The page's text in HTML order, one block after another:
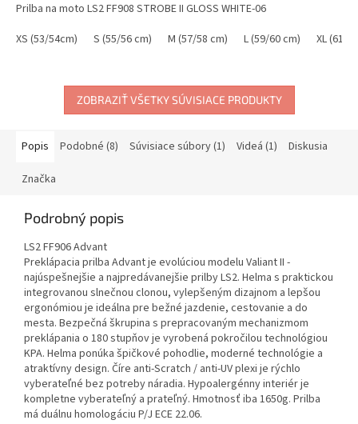
Prilba na moto LS2 FF908 STROBE II GLOSS WHITE-06
XS (53/54cm)
S (55/56 cm) M (57/58 cm) L (59/60 cm) XL (61/
ZOBRAZIŤ VŠETKY SÚVISIACE PRODUKTY
Popis Podobné (8) Súvisiace súbory (1) Videá (1) Diskusia
Značka
Podrobný popis
LS2 FF906 Advant
Preklápacia prilba Advant je evolúciou modelu Valiant II -
najúspešnejšie a najpredávanejšie prilby LS2. Helma s praktickou
integrovanou slnečnou clonou, vylepšeným dizajnom a lepšou
ergonómiou je ideálna pre bežné jazdenie, cestovanie a do
mesta. Bezpečná škrupina s prepracovaným mechanizmom
preklápania o 180 stupňov je vyrobená pokročilou technológiou
KPA. Helma ponúka špičkové pohodlie, moderné technológie a
atraktívny design. Číre anti-Scratch / anti-UV plexi je rýchlo
vyberateľné bez potreby náradia. Hypoalergénny interiér je
kompletne vyberateľný a prateľný. Hmotnosť iba 1650g. Prilba
má duálnu homologáciu P/J ECE 22.06.